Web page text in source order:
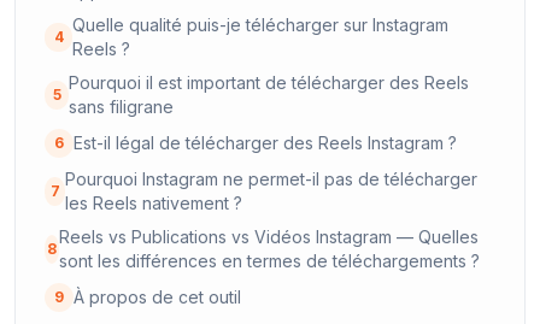
4
Quelle qualité puis-je télécharger sur Instagram
Reels ?
5
Pourquoi il est important de télécharger des Reels
sans filigrane
6 Est-il légal de télécharger des Reels Instagram ?
7
Pourquoi Instagram ne permet-il pas de télécharger
les Reels nativement ?
8
Reels vs Publications vs Vidéos Instagram — Quelles
sont les différences en termes de téléchargements ?
9 À propos de cet outil